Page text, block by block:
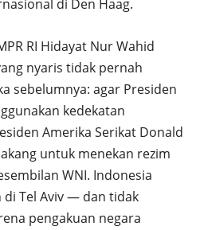
di Den Haag.
RI Hidayat Nur Wahid
nyaris tidak pernah
sebelumnya: agar Presiden
kedekatan
Amerika Serikat Donald
untuk menekan rezim
WNI. Indonesia
Tel Aviv — dan tidak
pengakuan negara